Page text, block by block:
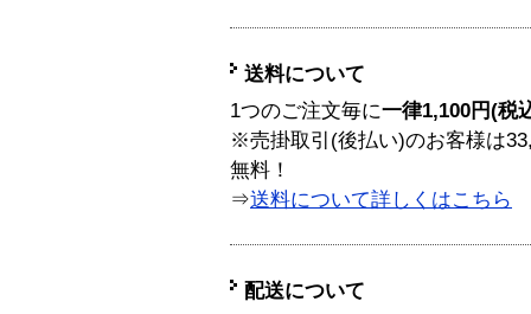
送料について
1つのご注文毎に一律1,100円(税
※売掛取引(後払い)のお客様は
無料！
⇒送料について詳しくはこちら
配送について